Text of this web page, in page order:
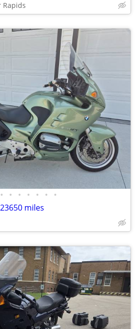
Rapids
• • • • • • •
miles